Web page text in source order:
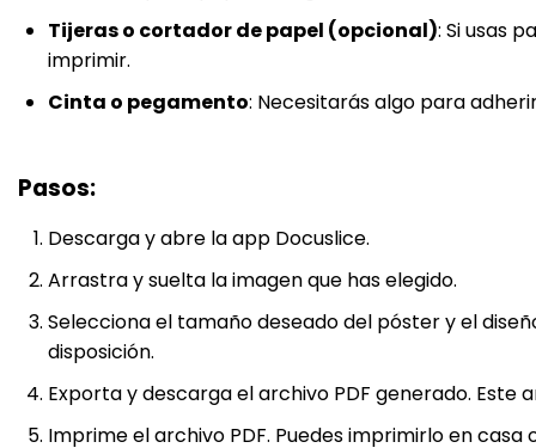
Tijeras o cortador de papel (opcional): Si usas
imprimir.
Cinta o pegamento: Necesitarás algo para
Pasos:
Descarga y abre la app Docuslice.
Arrastra y suelta la imagen que has elegido.
Selecciona el tamaño deseado del póster y el
disposición.
Exporta y descarga el archivo PDF generado.
Imprime el archivo PDF. Puedes imprimirlo en casa